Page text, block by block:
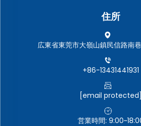
住所
広東省東莞市大嶺山鎮民信路南
+86-13431441931
[email protected]
営業時間: